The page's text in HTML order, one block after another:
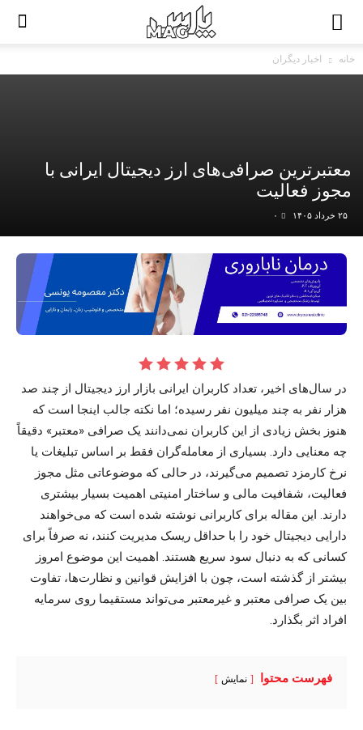
خانه اخبار دیگران
معتبرترین صرافی‌های ارز دیجیتال ایرانی با
مجوز فعالیت
۲۵ خرداد ۱۴۰۵ ۰
در سال‌های اخیر، تعداد کاربران ایرانی بازار ارز دیجیتال از چند صد
هزار نفر به چند میلیون نفر رسیده؛ اما نکته جالب اینجا است که
هنوز بخش زیادی از این کاربران نمی‌دانند یک صرافی «معتبر» دقیقاً
چه معنایی دارد. بسیاری از معامله‌گران فقط بر اساس تبلیغات یا
نرخ کارمزد تصمیم می‌گیرند، در حالی که موضوعاتی مثل مجوز
فعالیت، شفافیت مالی و ساختار امنیتی اهمیت بسیار بیشتری
دارند. این مقاله برای کاربرانی نوشته شده است که می‌خواهند
دارایی دیجیتال خود را با حداقل ریسک مدیریت کنند، نه صرفاً برای
کسانی که به دنبال سود سریع هستند. اهمیت این موضوع امروز
بیشتر از گذشته است، چون با افزایش قوانین و نظارت‌ها، تفاوت
بین یک صرافی معتبر و غیرمعتبر می‌تواند مستقیما روی سرمایه
افراد اثر بگذارد.
فهرست محتوا نمایش